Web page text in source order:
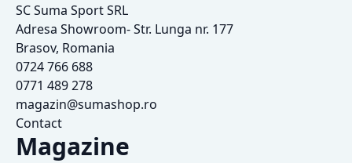
SC Suma Sport SRL
Adresa Showroom- Str. Lunga nr. 177
Brasov, Romania
0724 766 688
0771 489 278
magazin@sumashop.ro
Contact
Magazine